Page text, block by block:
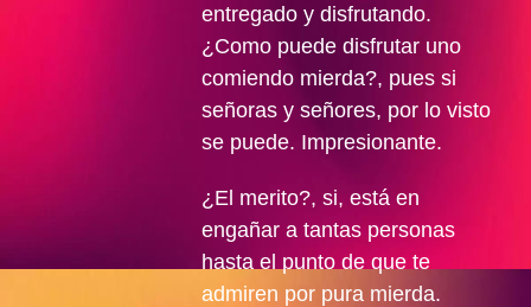
entregado y disfrutando.
¿Como puede disfrutar uno
comiendo mierda?, pues si
señoras y señores, por lo visto
se puede. Impresionante.
¿El merito?, si, está en
engañar a tantas personas
hasta el punto de que te
admiren por pura mierda.